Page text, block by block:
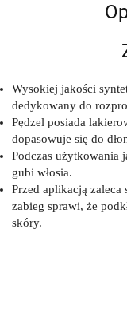
Wysokiej jakości
dedykowany do
Pędzel posiada
dopasowuje się do
Podczas użytkowania
gubi włosia.
Przed aplikacją zaleca
zabieg sprawi, że
skóry.